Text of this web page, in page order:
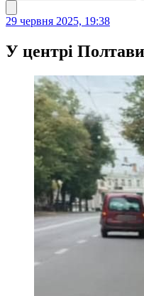
29 червня 2025, 19:38
У центрі